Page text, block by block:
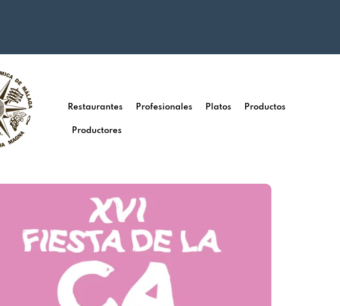
Restaurantes Profesionales Platos Productos
Productores